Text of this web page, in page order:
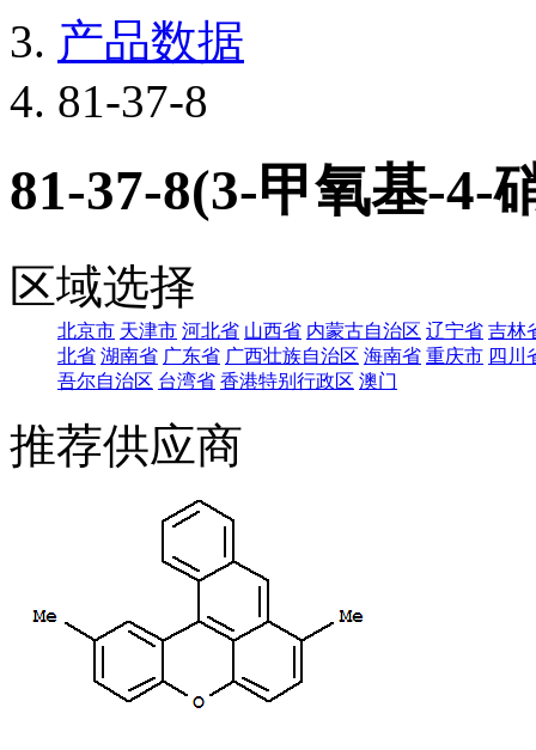
产品数据
81-37-8
81-37-8(3-甲氧基-4-
区域选择
北京市 天津市 河北省 山西省 内蒙古自治区 辽宁省 吉林
北省 湖南省 广东省 广西壮族自治区 海南省 重庆市 四川
吾尔自治区 台湾省 香港特别行政区 澳门
推荐供应商